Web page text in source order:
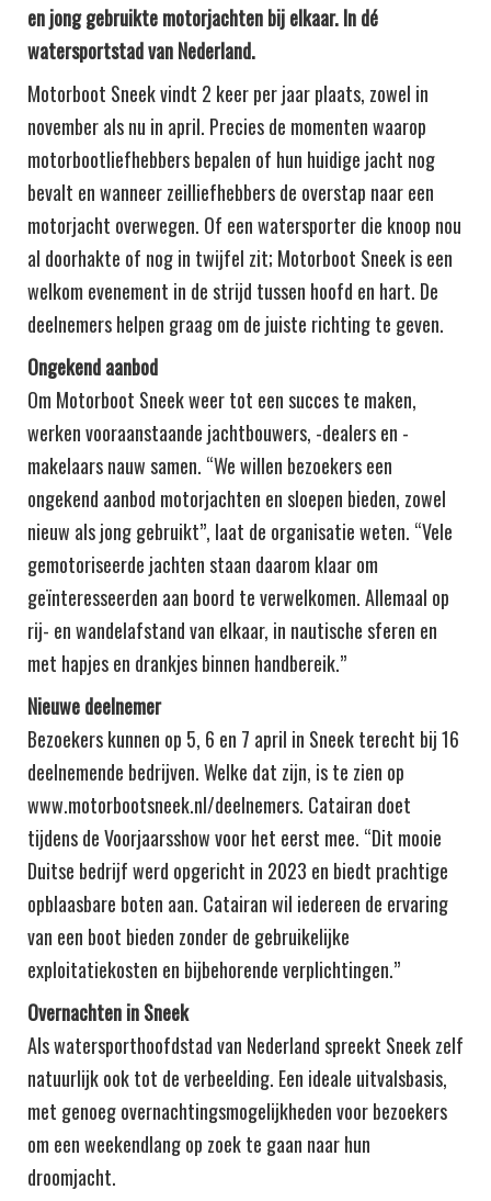
en jong gebruikte motorjachten bij elkaar. In dé
watersportstad van Nederland.
Motorboot Sneek vindt 2 keer per jaar plaats, zowel in
november als nu in april. Precies de momenten waarop
motorbootliefhebbers bepalen of hun huidige jacht nog
bevalt en wanneer zeilliefhebbers de overstap naar een
motorjacht overwegen. Of een watersporter die knoop nou
al doorhakte of nog in twijfel zit; Motorboot Sneek is een
welkom evenement in de strijd tussen hoofd en hart. De
deelnemers helpen graag om de juiste richting te geven.
Ongekend aanbod
Om Motorboot Sneek weer tot een succes te maken,
werken vooraanstaande jachtbouwers, -dealers en -
makelaars nauw samen. “We willen bezoekers een
ongekend aanbod motorjachten en sloepen bieden, zowel
nieuw als jong gebruikt”, laat de organisatie weten. “Vele
gemotoriseerde jachten staan daarom klaar om
geïnteresseerden aan boord te verwelkomen. Allemaal op
rij- en wandelafstand van elkaar, in nautische sferen en
met hapjes en drankjes binnen handbereik.”
Nieuwe deelnemer
Bezoekers kunnen op 5, 6 en 7 april in Sneek terecht bij 16
deelnemende bedrijven. Welke dat zijn, is te zien op
www.motorbootsneek.nl/deelnemers. Catairan doet
tijdens de Voorjaarsshow voor het eerst mee. “Dit mooie
Duitse bedrijf werd opgericht in 2023 en biedt prachtige
opblaasbare boten aan. Catairan wil iedereen de ervaring
van een boot bieden zonder de gebruikelijke
exploitatiekosten en bijbehorende verplichtingen.”
Overnachten in Sneek
Als watersporthoofdstad van Nederland spreekt Sneek zelf
natuurlijk ook tot de verbeelding. Een ideale uitvalsbasis,
met genoeg overnachtingsmogelijkheden voor bezoekers
om een weekendlang op zoek te gaan naar hun
droomjacht.